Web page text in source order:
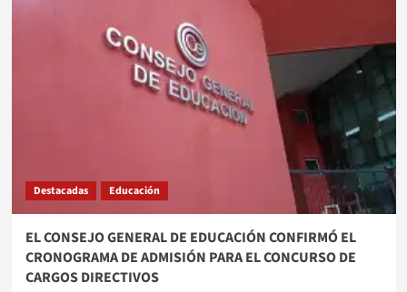
Destacadas Educación
EL CONSEJO GENERAL DE EDUCACIÓN CONFIRMÓ EL
CRONOGRAMA DE ADMISIÓN PARA EL CONCURSO DE
CARGOS DIRECTIVOS